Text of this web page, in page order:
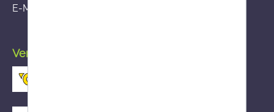
E-Mail:
Versand durch die österreichische Post